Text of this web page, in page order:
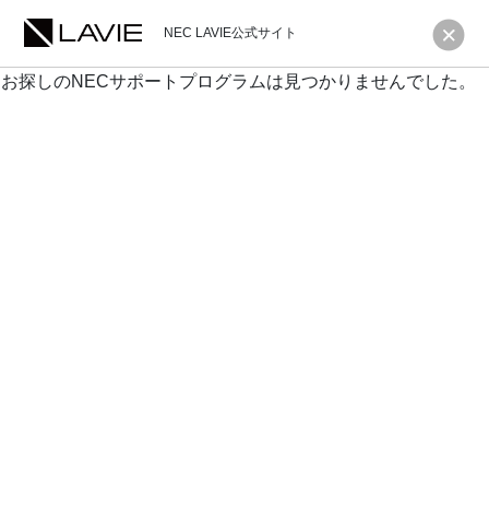
NEC LAVIE公式サイト
お探しのNECサポートプログラムは見つかりませんでした。